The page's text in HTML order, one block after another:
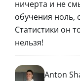
ничерта и не
обучения ноль,
Статистики он
нельзя!
Anton